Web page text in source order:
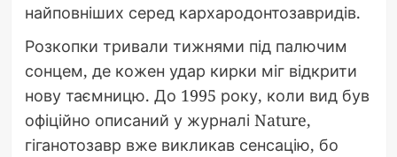
найповніших серед кархародонтозавридів.
Розкопки тривали тижнями під палючим
сонцем, де кожен удар кирки міг відкрити
нову таємницю. До 1995 року, коли вид був
офіційно описаний у журналі Nature,
гіганотозавр вже викликав сенсацію, бо